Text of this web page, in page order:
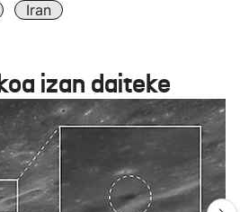
Iran
izan daiteke